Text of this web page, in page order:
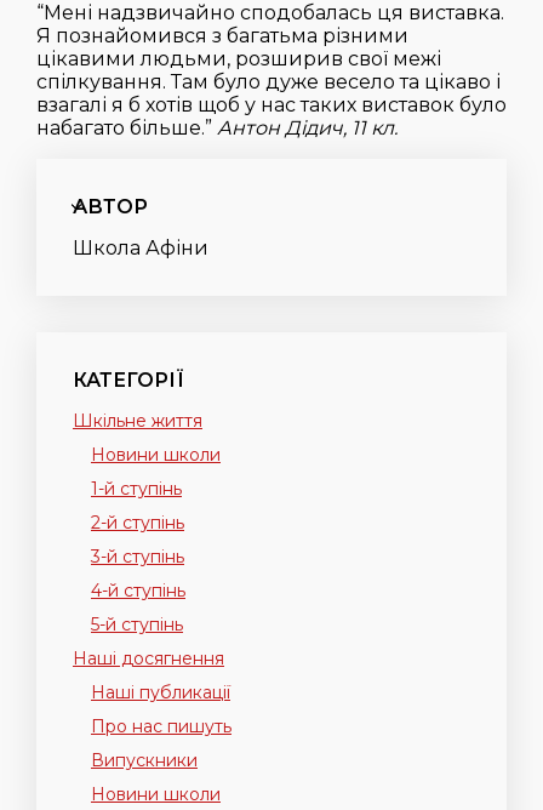
“Мені надзвичайно сподобалась ця виставка.
Я познайомився з багатьма різними
цікавими людьми, розширив свої межі
спілкування. Там було дуже весело та цікаво і
взагалі я б хотів щоб у нас таких виставок було
набагато більше.” Антон Дідич, 11 кл.
АВТОР
Школа Афіни
КАТЕГОРІЇ
Шкільне життя
Новини школи
1-й ступінь
2-й ступінь
3-й ступінь
4-й ступінь
5-й ступінь
Наші досягнення
Наші публикації
Про нас пишуть
Випускники
Новини школи